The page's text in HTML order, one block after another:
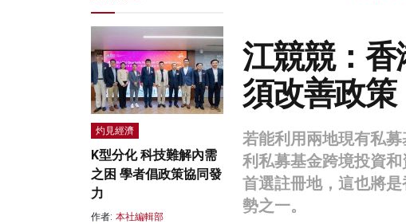
江競競：
須改善政策
若能利用兩地現有私
利私募基金跨境投資
首選註冊地，這也將
勢之一。
灼見經濟
K型分化 科技難解內需
之困 學者倡政策協同發
力
作者: 本社編輯部